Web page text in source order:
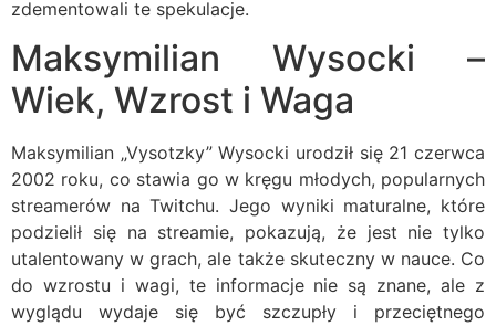
zdementowali te spekulacje.
Maksymilian Wysocki –
Wiek, Wzrost i Waga
Maksymilian „Vysotzky” Wysocki urodził się 21 czerwca
2002 roku, co stawia go w kręgu młodych, popularnych
streamerów na Twitchu. Jego wyniki maturalne, które
podzielił się na streamie, pokazują, że jest nie tylko
utalentowany w grach, ale także skuteczny w nauce. Co
do wzrostu i wagi, te informacje nie są znane, ale z
wyglądu wydaje się być szczupły i przeciętnego